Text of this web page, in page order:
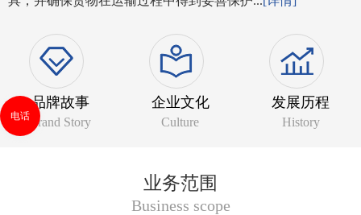
品牌故事
Brand Story
企业文化
Culture
发展历程
History
业务范围
Business scope
电话